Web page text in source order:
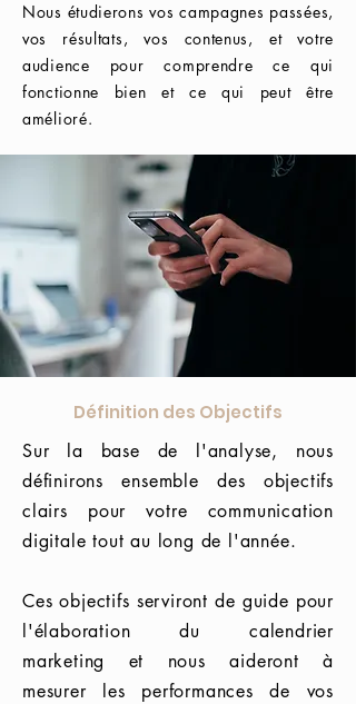
Nous étudierons vos campagnes passées,
vos résultats, vos contenus, et votre
audience pour comprendre ce qui
fonctionne bien et ce qui peut être
amélioré.
Définition des Objectifs
Sur la base de l'analyse, nous
définirons ensemble des objectifs
clairs pour votre communication
digitale tout au long de l'année.
Ces objectifs serviront de guide pour
l'élaboration du calendrier
marketing et nous aideront à
mesurer les performances de vos